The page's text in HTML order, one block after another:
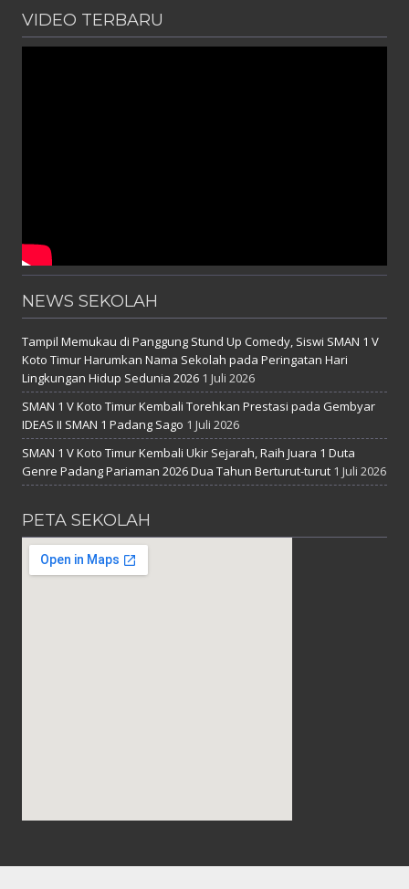
VIDEO TERBARU
NEWS SEKOLAH
Tampil Memukau di Panggung Stund Up Comedy, Siswi SMAN 1 V
Koto Timur Harumkan Nama Sekolah pada Peringatan Hari
Lingkungan Hidup Sedunia 2026 1 Juli 2026
SMAN 1 V Koto Timur Kembali Torehkan Prestasi pada Gembyar
IDEAS II SMAN 1 Padang Sago 1 Juli 2026
SMAN 1 V Koto Timur Kembali Ukir Sejarah, Raih Juara 1 Duta
Genre Padang Pariaman 2026 Dua Tahun Berturut-turut 1 Juli 2026
PETA SEKOLAH